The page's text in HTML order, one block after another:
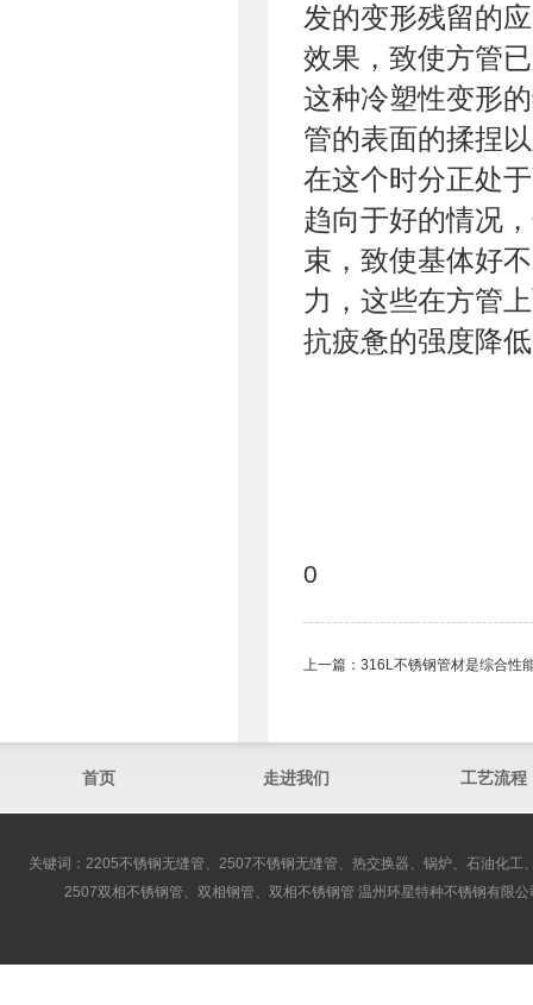
发的变形残留的
效果，致使方管
这种冷塑性变形
管的表面的揉捏
在这个时分正处
趋向于好的情况
束，致使基体好
力，这些在方管
抗疲惫的强度降
0
上一篇： 316L不锈钢管材是综合性
首页 走进我们 工艺流程
关键词：2205不锈钢无缝管、2507不锈钢无缝管、热交换器、锅炉、石油化
2507双相不锈钢管、双相钢管、双相不锈钢管 温州环星特种不锈钢有限